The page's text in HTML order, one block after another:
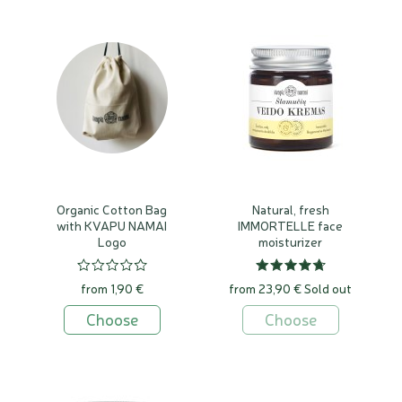
raminančio poveikio brandžiai, jautriai, probleminei ir
pažeistai odai. Tai tikras jaunystės eliksyras...
Korsikos italiniai šlamučiai eterinio aliejaus sukaupia
nedaug, todėl tai gana brangi esencija, bet verta kiekvieno
cento! Kvapas – intensyvus šiltas, sausas, kartokas,
džiovintus vaisius.
Kuo naudingas šlamučių aliejus odos
priežiūroje
Stimuliuoja audinių atsinaujinimą-regeneraciją – naudingas
Organic Cotton Bag
with KVAPU NAMAI
Logo
from 1,90 €
Choose
Natural, fresh
IMMORTELLE face
moisturizer
from 23,90 €Sold out
Choose